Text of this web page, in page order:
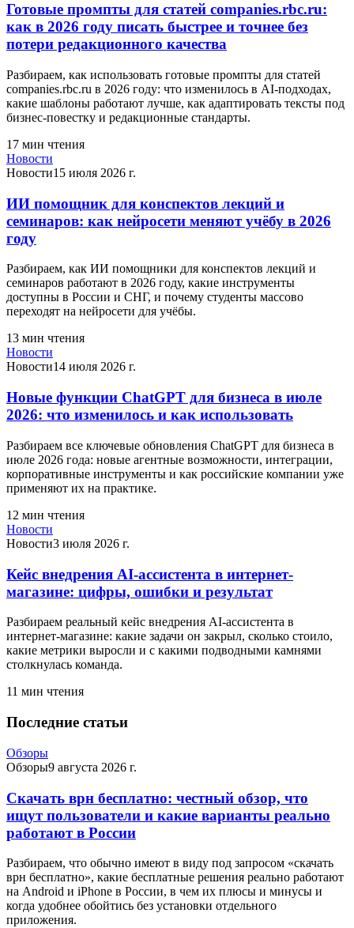
Готовые промпты для статей companies.rbc.ru:
как в 2026 году писать быстрее и точнее без
потери редакционного качества
Разбираем, как использовать готовые промпты для статей
companies.rbc.ru в 2026 году: что изменилось в AI-подходах,
какие шаблоны работают лучше, как адаптировать тексты под
бизнес-повестку и редакционные стандарты.
17 мин чтения
Новости
Новости15 июля 2026 г.
ИИ помощник для конспектов лекций и
семинаров: как нейросети меняют учёбу в 2026
году
Разбираем, как ИИ помощники для конспектов лекций и
семинаров работают в 2026 году, какие инструменты
доступны в России и СНГ, и почему студенты массово
переходят на нейросети для учёбы.
13 мин чтения
Новости
Новости14 июля 2026 г.
Новые функции ChatGPT для бизнеса в июле
2026: что изменилось и как использовать
Разбираем все ключевые обновления ChatGPT для бизнеса в
июле 2026 года: новые агентные возможности, интеграции,
корпоративные инструменты и как российские компании уже
применяют их на практике.
12 мин чтения
Новости
Новости3 июля 2026 г.
Кейс внедрения AI-ассистента в интернет-
магазине: цифры, ошибки и результат
Разбираем реальный кейс внедрения AI-ассистента в
интернет-магазине: какие задачи он закрыл, сколько стоило,
какие метрики выросли и с какими подводными камнями
столкнулась команда.
11 мин чтения
Последние статьи
Обзоры
Обзоры9 августа 2026 г.
Скачать врн бесплатно: честный обзор, что
ищут пользователи и какие варианты реально
работают в России
Разбираем, что обычно имеют в виду под запросом «скачать
врн бесплатно», какие бесплатные решения реально работают
на Android и iPhone в России, в чем их плюсы и минусы и
когда удобнее обойтись без установки отдельного
приложения.